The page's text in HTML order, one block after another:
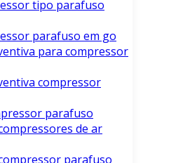
tipo parafuso
parafuso em go
para compressor
compressor
parafuso
de ar
parafuso